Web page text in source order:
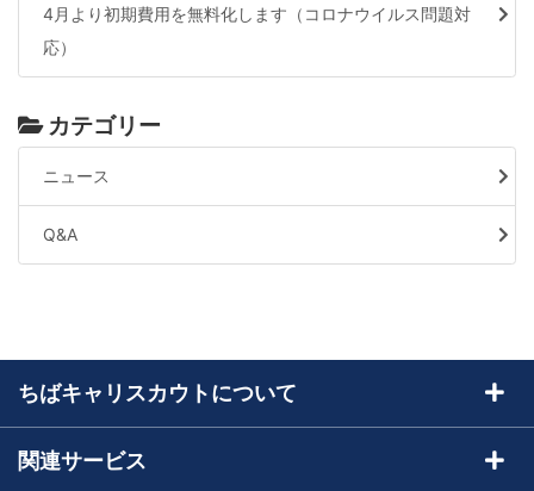
4月より初期費用を無料化します（コロナウイルス問題対
応）
カテゴリー
ニュース
Q&A
ちばキャリスカウトについて
ちばキャリスカウトとは
関連サービス